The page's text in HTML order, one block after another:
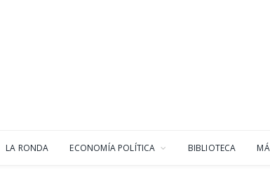
LA RONDA ECONOMÍA POLÍTICA BIBLIOTECA